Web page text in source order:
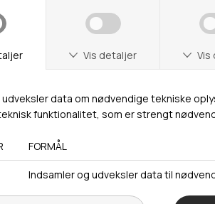
Webshop lager
Adresse
Hestehaven 21 K
Åbningstider
Man-Ons: 09.00-15.30